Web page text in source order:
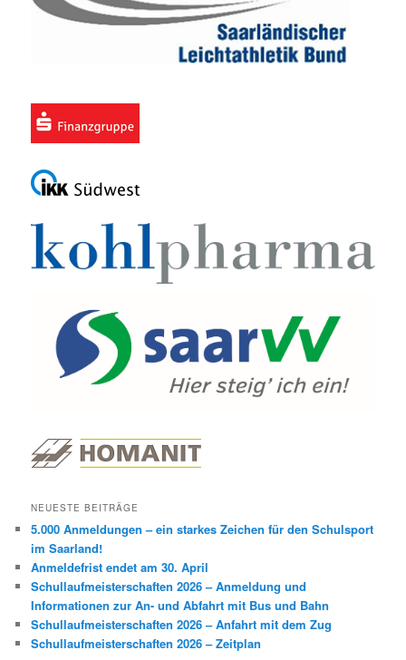
NEUESTE BEITRÄGE
5.000 Anmeldungen – ein starkes Zeichen für den Schulsport
im Saarland!
Anmeldefrist endet am 30. April
Schullaufmeisterschaften 2026 – Anmeldung und
Informationen zur An- und Abfahrt mit Bus und Bahn
Schullaufmeisterschaften 2026 – Anfahrt mit dem Zug
Schullaufmeisterschaften 2026 – Zeitplan